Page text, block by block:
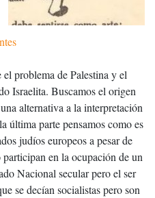
problema de Palestina y el
Israelita. Buscamos el origen
alternativa a la interpretación
última parte pensamos como es
judíos europeos a pesar de
en la ocupación de un
Nacional secular pero el ser
se decían socialistas pero son